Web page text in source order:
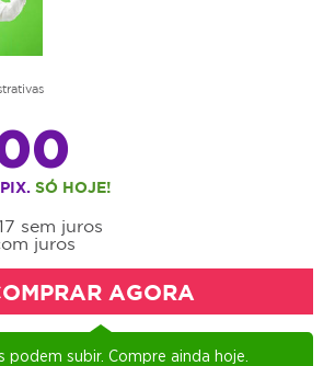
SÓ HOJE!
sem juros
juros
AGORA
podem subir. Compre ainda hoje.